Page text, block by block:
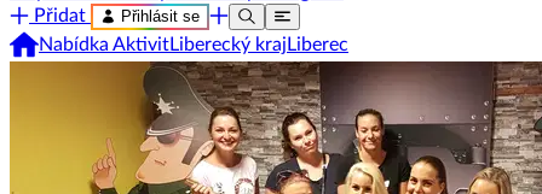
Přidat
Přihlásit se
Nabídka AktivitLiberecký kraj Liberec